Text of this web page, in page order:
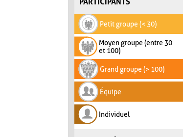
PARTICIPANTS
Petit groupe (< 30)
Moyen groupe (entre 30
et 100)
Grand groupe (> 100)
Équipe
Individuel